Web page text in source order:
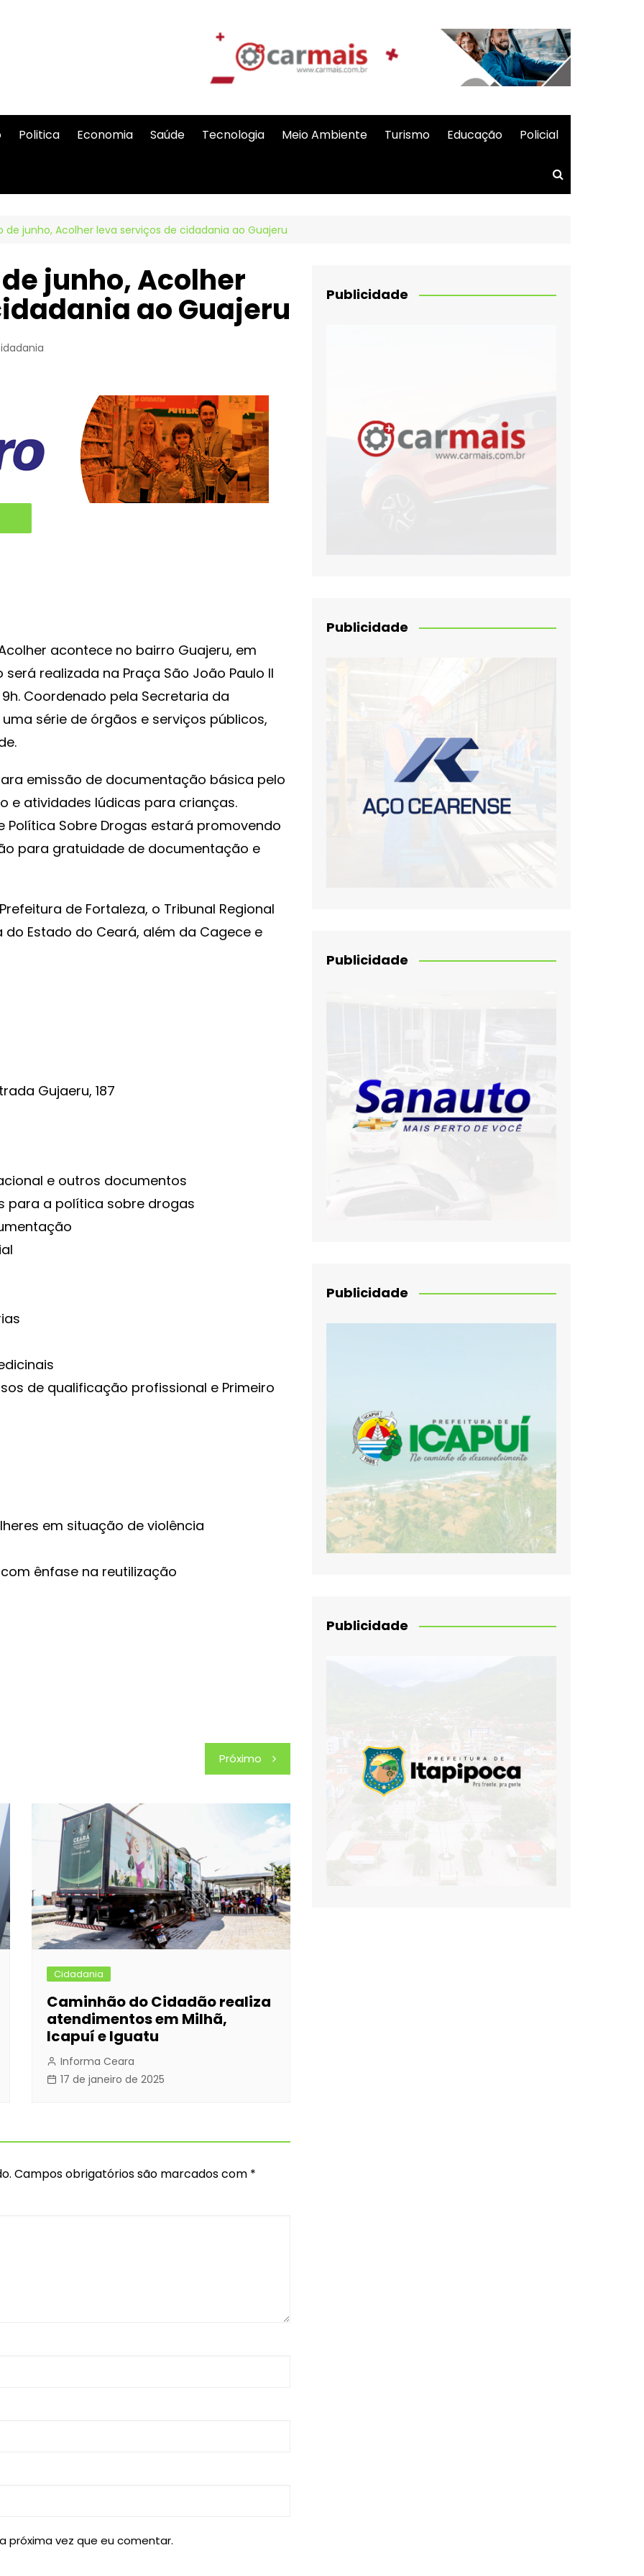
Politica Economia Saúde Tecnologia Meio Ambiente Turismo Educação Policial
de junho, Acolher leva serviços de cidadania ao Guajeru
junho, Acolher
ao Guajeru
acontece no bairro Guajeru, em
realizada na Praça São João Paulo II
Coordenado pela Secretaria da
série de órgãos e serviços públicos,
emissão de documentação básica pelo
e atividades lúdicas para crianças.
Política Sobre Drogas estará promovendo
para gratuidade de documentação e
de Fortaleza, o Tribunal Regional
do Estado do Ceará, além da Cagece e
Gujaeru, 187
e outros documentos
para a política sobre drogas
de qualificação profissional e Primeiro
em situação de violência
ênfase na reutilização
Próximo
Cidadania
Caminhão do Cidadão realiza
atendimentos em Milhã,
Icapuí e Iguatu
Informa Ceara
17 de janeiro de 2025
Campos obrigatórios são marcados com *
próxima vez que eu comentar.
Publicidade
Publicidade
Publicidade
Publicidade
Publicidade